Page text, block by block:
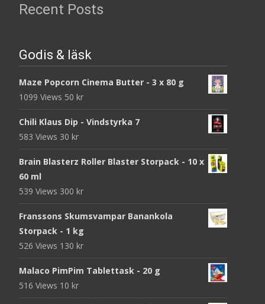
Recent Posts
Godis & läsk
Maze Popcorn Cinema Butter - 3 x 80 g
1099 Views 50 kr
Chili Klaus Dip - Vindstyrka 7
583 Views 30 kr
Brain Blasterz Roller Blaster Storpack - 10 x
60 ml
539 Views 300 kr
Franssons Skumsvampar Banankola
Storpack - 1 kg
526 Views 130 kr
Malaco PimPim Tablettask - 20 g
516 Views 10 kr